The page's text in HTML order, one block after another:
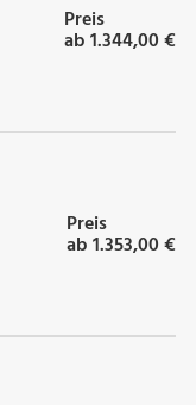
Preis
ab 1.344,00 €
Preis
ab 1.353,00 €